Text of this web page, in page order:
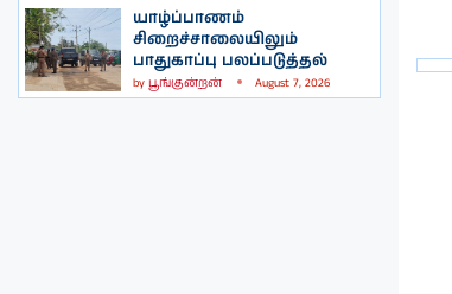
யாழ்ப்பாணம்
சிறைச்சாலையிலும்
பாதுகாப்பு பலப்படுத்தல்
by பூங்குன்றன் August 7, 2026